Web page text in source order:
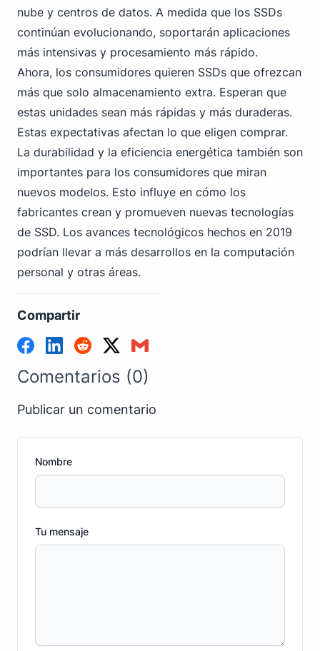
nube y centros de datos. A medida que los SSDs
continúan evolucionando, soportarán aplicaciones
más intensivas y procesamiento más rápido.
Ahora, los consumidores quieren SSDs que ofrezcan
más que solo almacenamiento extra. Esperan que
estas unidades sean más rápidas y más duraderas.
Estas expectativas afectan lo que eligen comprar.
La durabilidad y la eficiencia energética también son
importantes para los consumidores que miran
nuevos modelos. Esto influye en cómo los
fabricantes crean y promueven nuevas tecnologías
de SSD. Los avances tecnológicos hechos en 2019
podrían llevar a más desarrollos en la computación
personal y otras áreas.
Compartir
Comentarios (0)
Publicar un comentario
Nombre
Tu mensaje